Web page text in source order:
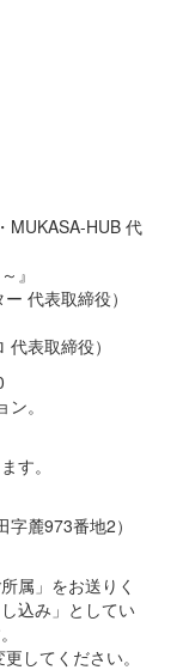
MUKASA-HUB 代
』
代表取締役）
表取締役）
。
す。
麓973番地2）
属」をお送りく
込み」としてい
してください。